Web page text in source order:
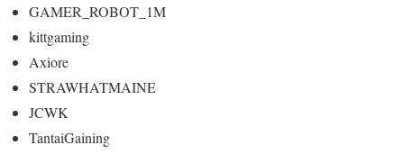
GAMER_ROBOT_1M
kittgaming
Axiore
STRAWHATMAINE
JCWK
TantaiGaining